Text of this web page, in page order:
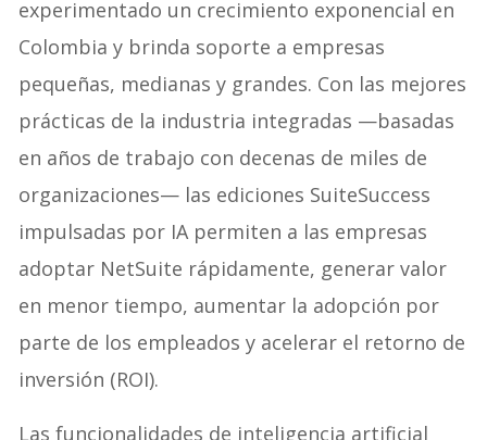
experimentado un crecimiento exponencial en
Colombia y brinda soporte a empresas
pequeñas, medianas y grandes. Con las mejores
prácticas de la industria integradas —basadas
en años de trabajo con decenas de miles de
organizaciones— las ediciones SuiteSuccess
impulsadas por IA permiten a las empresas
adoptar NetSuite rápidamente, generar valor
en menor tiempo, aumentar la adopción por
parte de los empleados y acelerar el retorno de
inversión (ROI).
Las funcionalidades de inteligencia artificial